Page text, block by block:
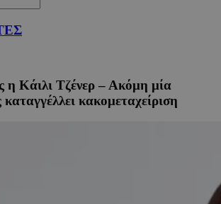
η Κάιλι Τζένερ – Ακόμη μία
κακομεταχείριση